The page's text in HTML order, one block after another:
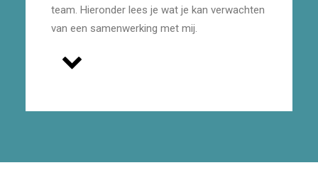
team. Hieronder lees je wat je kan verwachten
van een samenwerking met mij.